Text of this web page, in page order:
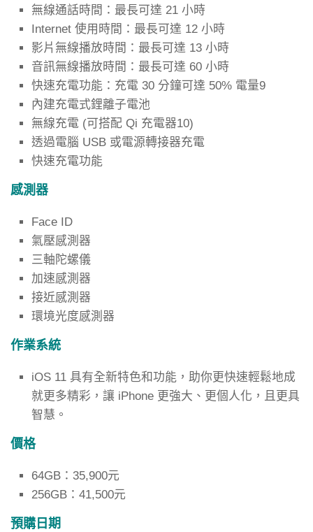
無線通話時間：最長可達 21 小時
Internet 使用時間：最長可達 12 小時
影片無線播放時間：最長可達 13 小時
音訊無線播放時間：最長可達 60 小時
快速充電功能：充電 30 分鐘可達 50% 電量9
內建充電式鋰離子電池
無線充電 (可搭配 Qi 充電器10)
透過電腦 USB 或電源轉接器充電
快速充電功能
感測器
Face ID
氣壓感測器
三軸陀螺儀
加速感測器
接近感測器
環境光度感測器
作業系統
iOS 11 具有全新特色和功能，助你更快速輕鬆地成
就更多精彩，讓 iPhone 更強大、更個人化，且更具
智慧。
價格
64GB：35,900元
256GB：41,500元
預購日期